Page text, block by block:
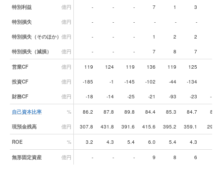
特別利益 億円 - - - 7 1 3
特別損失 億円 - - - - - -
特別損失（そのほか） 億円 - - - 1 2 2
特別損失（減損） 億円 - - - 7 8 7
営業CF 億円 119 124 119 136 119 125
投資CF 億円 -185 -1 -145 -102 -44 -134
財務CF 億円 -18 -14 -25 -21 -93 -23 -107
自己資本比率 % 86.2 87.8 89.8 84.4 85.3 84.7 82.4
現預金残高 億円 307.8 431.8 391.6 415.6 395.2 359.1 299.6
ROE % 3.2 4.3 5.4 6.0 5.4 4.3
無形固定資産 億円 - - - 9 8 6